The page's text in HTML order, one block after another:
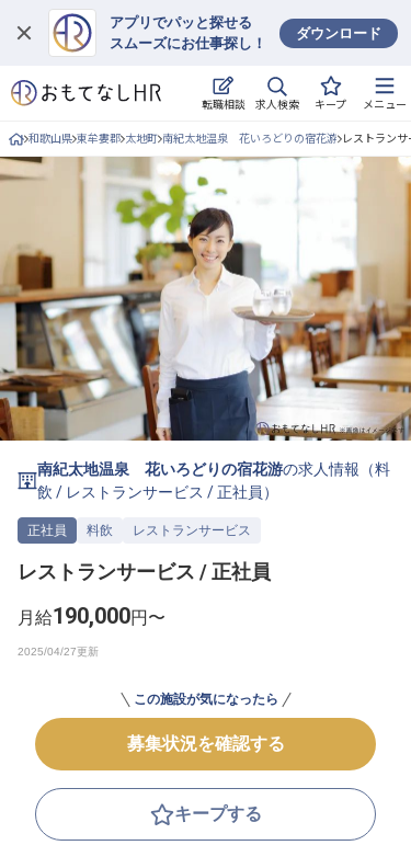
アプリでパッと探せる
スムーズにお仕事探し！
ダウンロード
転職相談 求人検索 キープ メニュー
ログイン
求人・施設を探す
キープした求人
就職・転職 合同説明会
おもてなしHRについて
ご利用の流れ
よくある質問
ホテル・宿泊業界情報コラム
無料 転職サポートに申し込む
採用をお考えの企業様へ
和歌山県 東牟婁郡 太地町 南紀太地温泉 花いろどりの宿花游 レストラン
南紀太地温泉 花いろどりの宿花游の求人情報（料
飲 / レストランサービス /正社員 ）
正社員 料飲 レストランサービス
レストランサービス / 正社員
月給190,000円〜
この施設が気になったら
募集状況を確認する
キープする